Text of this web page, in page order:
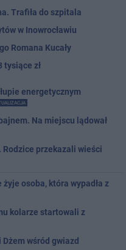
Trafiła do szpitala
w Inowrocławiu
Romana Kucały
tysiące zł
energetycznym
Na miejscu lądował
Rodzice przekazali wieści
osoba, która wypadła z
kolarze startowali z
wśród gwiazd